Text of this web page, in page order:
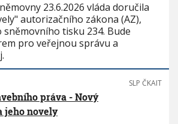
23.6.2026 vláda doručila
autorizačního zákona (AZ),
tisku 234. Bude
pro veřejnou správu a
SLP ČKAIT
práva - Nový
jeho novely